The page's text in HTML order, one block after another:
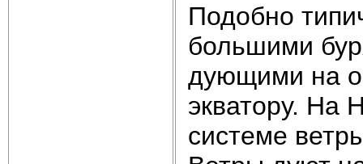
Подобно
большими
дующими на
экватору. На
системе